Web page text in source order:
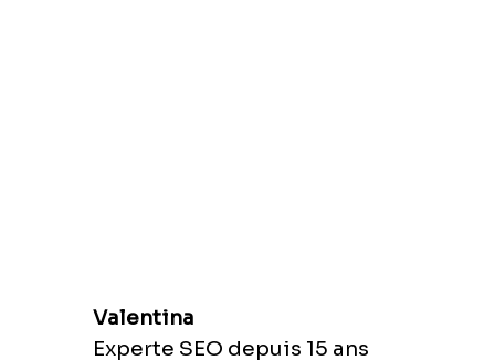
Valentina
Experte SEO depuis 15 ans